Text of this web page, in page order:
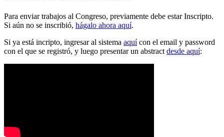
Para enviar trabajos al Congreso, previamente debe estar Inscripto.
Si aún no se inscribió, hágalo ahora aquí.
Si ya está incripto, ingresar al sistema aquícon el email y password
con el que se registró, y luego presentar un abstract desde aquí: